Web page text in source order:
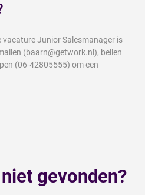
vacature Junior Salesmanager is
(baarn@getwork.nl), bellen
(06-42805555) om een
gevonden?